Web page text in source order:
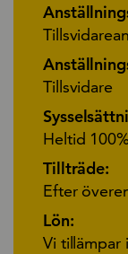
Tillsvidare
Heltid
Tillträde:
Efter
Lön:
Vi tillämpar